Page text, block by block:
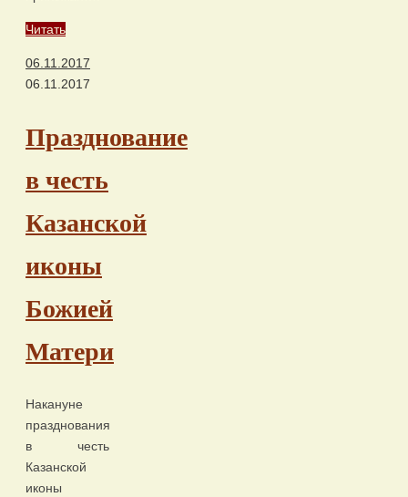
Читать
06.11.2017
06.11.2017
Празднование
в честь
Казанской
иконы
Божией
Матери
Накануне
празднования
в честь
Казанской
иконы